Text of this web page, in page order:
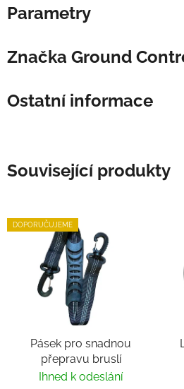
Parametry
Značka Ground
Ostatní informace
Související produkty
DOPORUČUJEME
Pásek pro snadnou
přepravu bruslí
Ihned k odeslání